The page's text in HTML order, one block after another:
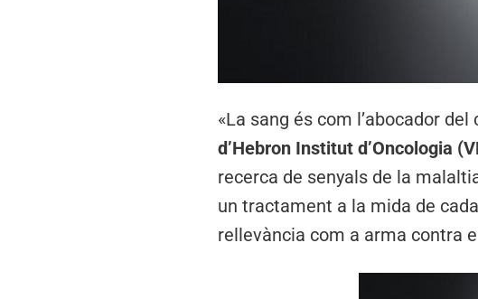
«La sang és com l’abocador
d’Hebron Institut d’Oncologia
recerca de senyals de la
un tractament a la mida de
rellevància com a arma contra